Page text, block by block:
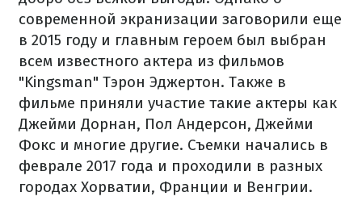
современной экранизации заговорили еще
в 2015 году и главным героем был выбран
всем известного актера из фильмов
"Kingsman" Тэрон Эджертон. Также в
фильме приняли участие такие актеры как
Джейми Дорнан, Пол Андерсон, Джейми
Фокс и многие другие. Съемки начались в
феврале 2017 года и проходили в разных
городах Хорватии, Франции и Венгрии.